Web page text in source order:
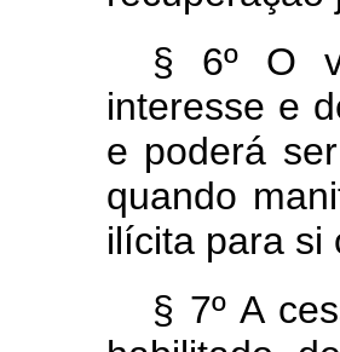
§ 6º O
interesse e
e poderá
quando
ilícita para si
§ 7º A